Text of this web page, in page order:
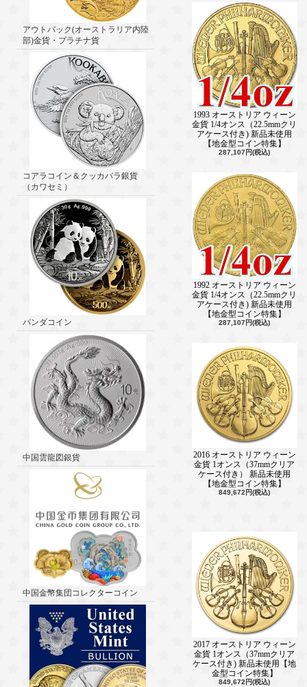
アウトバック(オーストラリア内陸
部)金貨・プラチナ貨
コアラコイン＆クッカバラ銀貨
（カワセミ）
パンダコイン
中国雲龍図銀貨
中国金幣集団コレクターコイン
1993 オーストリア ウィーン
金貨 1/4オンス（22.5mmクリ
アケース付き) 新品未使用
【地金型コイン特集】
287,107円(税込)
1992 オーストリア ウィーン
金貨 1/4オンス（22.5mmクリ
アケース付き) 新品未使用
【地金型コイン特集】
287,107円(税込)
2016 オーストリア ウィーン
金貨 1オンス（37mmクリア
ケース付き） 新品未使用
【地金型コイン特集】
849,672円(税込)
2017 オーストリア ウィーン
金貨 1オンス（37mmクリア
ケース付き) 新品未使用【地
金型コイン特集】
849,672円(税込)